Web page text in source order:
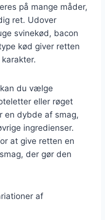
på mange måder,
ret. Udover
svinekød, bacon
kød giver retten
du vælge
eller røget
dybde af smag,
ingredienser.
at give retten en
der gør den
af